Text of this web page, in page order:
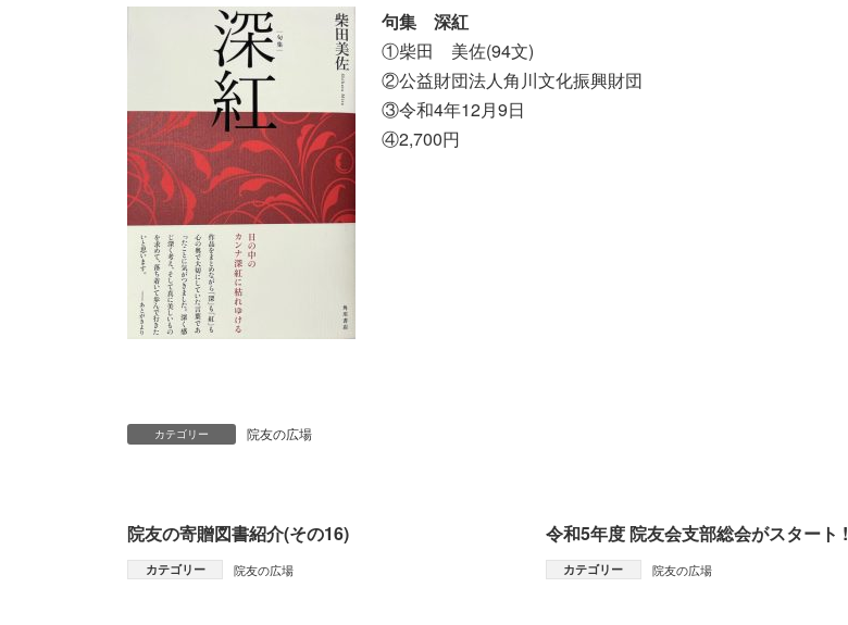
句集 深紅
①柴田 美佐(94文)
②公益財団法人角川文化振興財団
③令和4年12月9日
④2,700円
カテゴリー 院友の広場
院友の寄贈図書紹介(その16)
カテゴリー 院友の広場
令和5年度 院友会支部総会がスタート !
カテゴリー 院友の広場